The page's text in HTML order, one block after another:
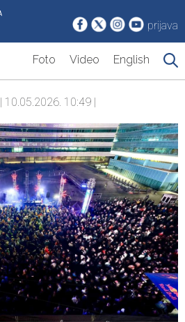
prijava
Foto Video English
| 10.05.2026. 10:49 |